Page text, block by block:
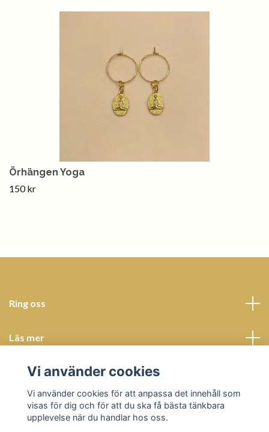
Örhängen Yoga
150 kr
Ring oss
Läs mer
Sociala medier
Vi använder cookies
Vi använder cookies för att anpassa det innehåll som
visas för dig och för att du ska få bästa tänkbara
upplevelse när du handlar hos oss.